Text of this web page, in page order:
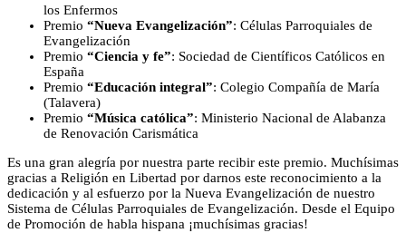
los Enfermos
Premio “Nueva Evangelización”: Células Parroquiales de
Evangelización
Premio “Ciencia y fe”: Sociedad de Científicos Católicos en
España
Premio “Educación integral”: Colegio Compañía de María
(Talavera)
Premio “Música católica”: Ministerio Nacional de Alabanza
de Renovación Carismática
Es una gran alegría por nuestra parte recibir este premio. Muchísimas
gracias a Religión en Libertad por darnos este reconocimiento a la
dedicación y al esfuerzo por la Nueva Evangelización de nuestro
Sistema de Células Parroquiales de Evangelización. Desde el Equipo
de Promoción de habla hispana ¡muchísimas gracias!